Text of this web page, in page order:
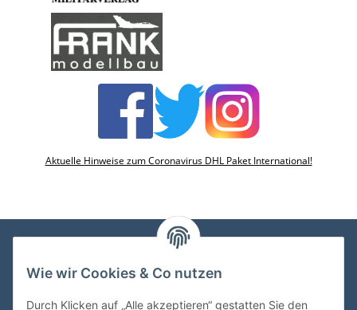
Aktuelle Hinweise zum Coronavirus DHL Paket International!
VDMedien24.de
Wie wir Cookies & Co nutzen
Durch Klicken auf „Alle akzeptieren“ gestatten Sie den